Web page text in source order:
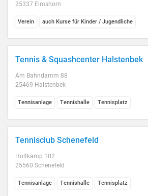
25337 Elmshorn
Verein auch Kurse für Kinder / Jugendliche
Tennis & Squashcenter Halstenbek
Am Bahndamm 88
25469 Halstenbek
Tennisanlage Tennishalle Tennisplatz
Tennisclub Schenefeld
Holtkamp 102
25560 Schenefeld
Tennisanlage Tennishalle Tennisplatz